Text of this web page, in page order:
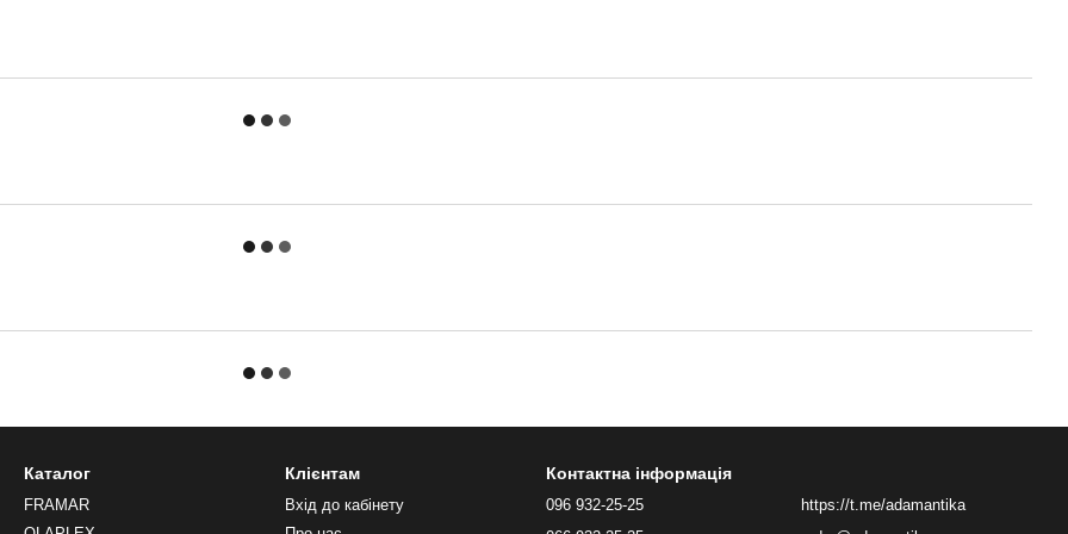
Каталог
FRAMAR
Клієнтам
Вхід до кабінету
Контактна інформація
096 932-25-25
https://t.me/adamantika